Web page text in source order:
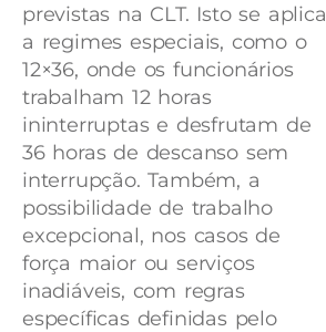
previstas na CLT. Isto se aplica
a regimes especiais, como o
12×36, onde os funcionários
trabalham 12 horas
ininterruptas e desfrutam de
36 horas de descanso sem
interrupção. Também, a
possibilidade de trabalho
excepcional, nos casos de
força maior ou serviços
inadiáveis, com regras
específicas definidas pelo